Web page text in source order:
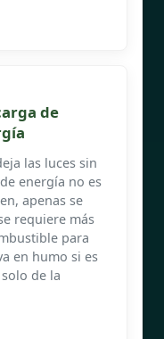
de
las luces sin
energía no es
apenas se
requiere más
para
en humo si es
de la